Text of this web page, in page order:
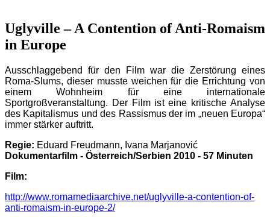
Uglyville – A Contention of Anti-Romaism
in Europe
Ausschlaggebend für den Film war die Zerstörung eines
Roma-Slums, dieser musste weichen für die Errichtung von
einem Wohnheim für eine internationale
Sportgroßveranstaltung. Der Film ist eine kritische Analyse
des Kapitalismus und des Rassismus der im „neuen Europa“
immer stärker auftritt.
Regie: Eduard Freudmann, Ivana Marjanović
Dokumentarfilm - Österreich/Serbien 2010 - 57 Minuten
Film:
http://www.romamediaarchive.net/uglyville-a-contention-of-
anti-romaism-in-europe-2/